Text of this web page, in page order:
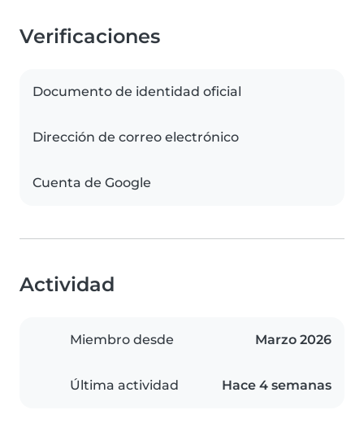
Verificaciones
Documento de identidad oficial
Dirección de correo electrónico
Cuenta de Google
Actividad
Miembro desde Marzo 2026
Última actividad Hace 4 semanas